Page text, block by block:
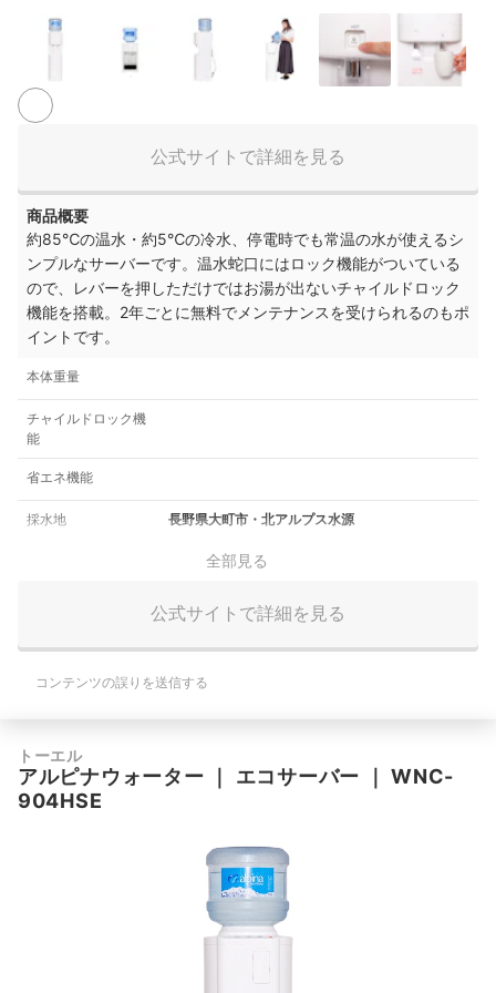
公式サイトで詳細を見る
商品概要
約85℃の温水・約5℃の冷水、停電時でも常温の水が使えるシ
ンプルなサーバーです。温水蛇口にはロック機能がついている
ので、レバーを押しただけではお湯が出ないチャイルドロック
機能を搭載。2年ごとに無料でメンテナンスを受けられるのもポ
イントです。
本体重量
チャイルドロック機
能
省エネ機能
採水地 長野県大町市・北アルプス水源
全部見る
公式サイトで詳細を見る
コンテンツの誤りを送信する
トーエル
アルピナウォーター ｜ エコサーバー ｜WNC-
904HSE